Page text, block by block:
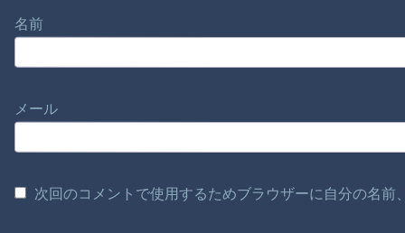
名前
メール
次回のコメントで使用するためブラウザーに自分の名